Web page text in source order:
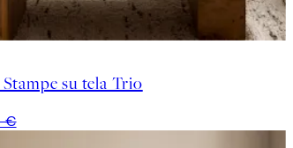
su tela Trio
€